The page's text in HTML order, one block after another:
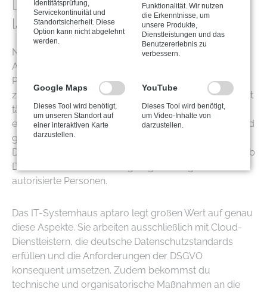
Lösungen für Arztpraxen und wie
lassen sie sich vermeiden?
Natürlich ist keine Technologie vollkommen risikofrei.
Auch bei Cloud-Lösungen für Arztpraxen gibt es
Punkte, auf die du besonders achten solltest. Der
zentrale Bereich ist dabei der Datenschutz. Du arbeitest
täglich mit sensiblen Informationen, und es ist
entscheidend, dass diese auch in der Cloud umfassend
geschützt sind. Dazu gehören verschlüsselte
Datenübertragung, gesicherte Rechenzentren innerhalb
Deutschlands und ein klar geregelter Zugriff für
autorisierte Personen.
Das IT-Systemhaus aptaro legt großen Wert auf genau
diese Aspekte. Sie arbeiten ausschließlich mit Cloud-
Dienstleistern, die deutsche Datenschutzstandards
erfüllen und die Anforderungen der DSGVO
konsequent umsetzen. Zudem bekommst du
technische und organisatorische Maßnahmen an die
Identitätsprüfung,
Servicekontinuität und
Standortsicherheit. Diese
Option kann nicht abgelehnt
werden.
Funktionalität. Wir nutzen
die Erkenntnisse, um
unsere Produkte,
Dienstleistungen und das
Benutzererlebnis zu
verbessern.
Google Maps
Dieses Tool wird benötigt,
um unseren Standort auf
einer interaktiven Karte
darzustellen.
YouTube
Dieses Tool wird benötigt,
um Video-Inhalte von
darzustellen.